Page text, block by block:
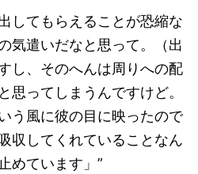
してもらえることが恐縮な
気遣いだなと思って。（出
し、そのへんは周りへの配
思ってしまうんですけど。
う風に彼の目に映ったので
収してくれていることなん
めています」”